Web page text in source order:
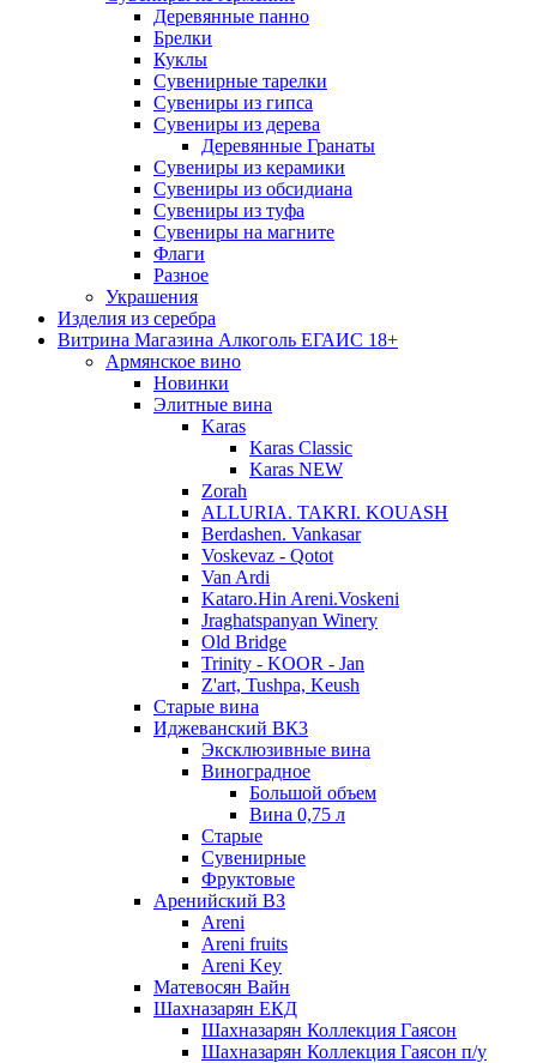
Деревянные панно
Брелки
Куклы
Сувенирные тарелки
Сувениры из гипса
Сувениры из дерева
Деревянные Гранаты
Сувениры из керамики
Сувениры из обсидиана
Сувениры из туфа
Сувениры на магните
Флаги
Разное
Украшения
Изделия из серебра
Витрина Магазина Алкоголь ЕГАИС 18+
Армянское вино
Новинки
Элитные вина
Karas
Karas Classic
Karas NEW
Zorah
ALLURIA. TAKRI. KOUASH
Berdashen. Vankasar
Voskevaz - Qotot
Van Ardi
Kataro.Hin Areni.Voskeni
Jraghatspanyan Winery
Old Bridge
Trinity - KOOR - Jan
Z'art, Tushpa, Keush
Старые вина
Иджеванский ВК3
Эксклюзивные вина
Виноградное
Большой объем
Вина 0,75 л
Старые
Сувенирные
Фруктовые
Аренийский ВЗ
Areni
Areni fruits
Areni Key
Матевосян Вайн
Шахназарян ЕКД
Шахназарян Коллекция Гаясон
Шахназарян Коллекция Гаясон п/у